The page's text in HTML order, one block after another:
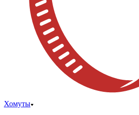
Хомуты